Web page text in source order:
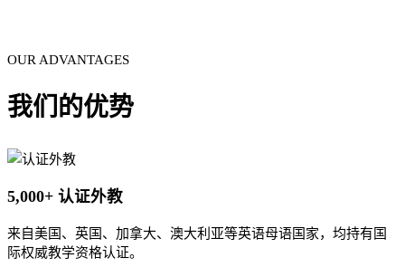
OUR ADVANTAGES
我们的优势
5,000+ 认证外教
来自美国、英国、加拿大、澳大利亚等英语母语国家，均持有国
际权威教学资格认证。